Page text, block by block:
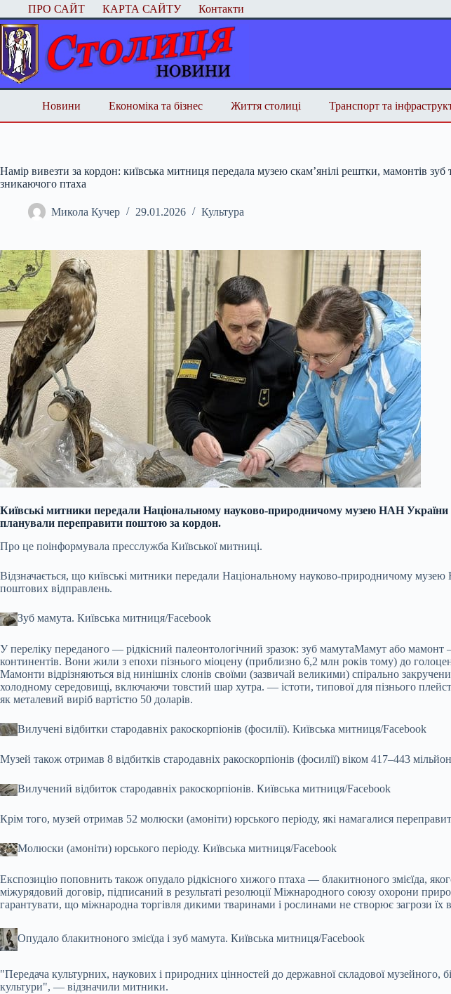
Перейти
до
вмісту
ПРО САЙТ КАРТА САЙТУ Контакти
Новини Економіка та бізнес Життя столиці Транспорт та
Намір вивезти за кордон: київська митниця передала музею скам’янілі рештки, мамонтів зуб
зникаючого птаха
Микола Кучер 29.01.2026 Культура
Київські митники передали Національному науково-природничому музею НАН України
планували переправити поштою за кордон.
Про це поінформувала пресслужба Київської митниці.
Відзначається, що київські митники передали Національному науково-природничому
поштових відправлень.
Зуб мамута. Київська митниця/Facebook
У переліку переданого — рідкісний палеонтологічний зразок: зуб мамутаМамут або мамонт
континентів. Вони жили з епохи пізнього міоцену (приблизно 6,2 млн років тому) до
Мамонти відрізняються від нинішніх слонів своїми (зазвичай великими) спірально
холодному середовищі, включаючи товстий шар хутра. — істоти, типової для пізнього
як металевий виріб вартістю 50 доларів.
Вилучені відбитки стародавніх ракоскорпіонів (фосилії). Київська митниця/Facebook
Музей також отримав 8 відбитків стародавніх ракоскорпіонів (фосилії) віком 417–443
Вилучений відбиток стародавніх ракоскорпіонів. Київська митниця/Facebook
Крім того, музей отримав 52 молюски (амоніти) юрського періоду, які намагалися
Молюски (амоніти) юрського періоду. Київська митниця/Facebook
Експозицію поповнить також опудало рідкісного хижого птаха — блакитноного змієїда,
міжурядовий договір, підписаний в результаті резолюції Міжнародного союзу охорони
гарантувати, що міжнародна торгівля дикими тваринами і рослинами не створює загрози
Опудало блакитноного змієїда і зуб мамута. Київська митниця/Facebook
"Передача культурних, наукових і природних цінностей до державної складової музейного,
культури", — відзначили митники.